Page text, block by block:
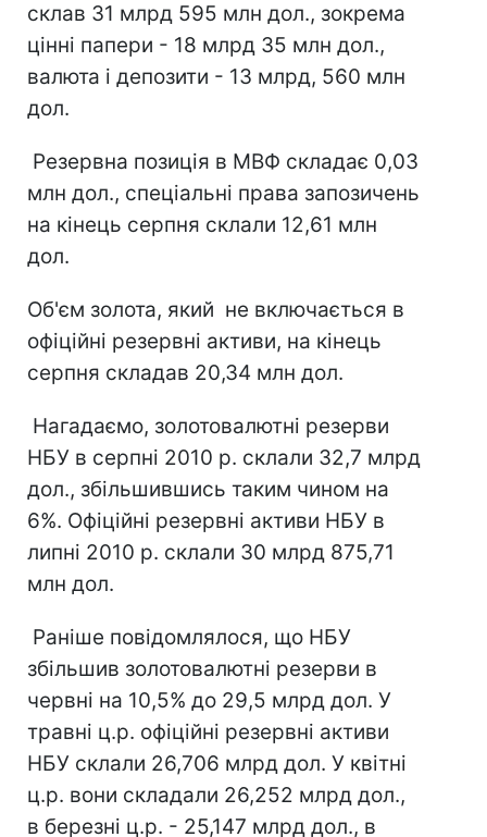
склав 31 млрд 595 млн дол., зокрема
цінні папери - 18 млрд 35 млн дол.,
валюта і депозити - 13 млрд, 560 млн
дол.
Резервна позиція в МВФ складає 0,03
млн дол., спеціальні права запозичень
на кінець серпня склали 12,61 млн
дол.
Об'єм золота, який не включається в
офіційні резервні активи, на кінець
серпня складав 20,34 млн дол.
Нагадаємо, золотовалютні резерви
НБУ в серпні 2010 р. склали 32,7 млрд
дол., збільшившись таким чином на
6%. Офіційні резервні активи НБУ в
липні 2010 р. склали 30 млрд 875,71
млн дол.
Раніше повідомлялося, що НБУ
збільшив золотовалютні резерви в
червні на 10,5% до 29,5 млрд дол. У
травні ц.р. офіційні резервні активи
НБУ склали 26,706 млрд дол. У квітні
ц.р. вони складали 26,252 млрд дол.,
в березні ц.р. - 25,147 млрд дол., в